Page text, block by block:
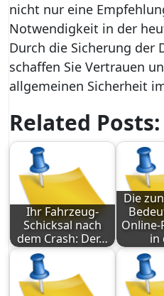
nicht nur eine
Notwendigkeit in der
Durch die Sicherung der
schaffen Sie Vertrauen
allgemeinen Sicherheit
Related Posts:
Ihr Fahrzeug-
Schicksal nach
dem Crash: Der…
Die
Online-
in